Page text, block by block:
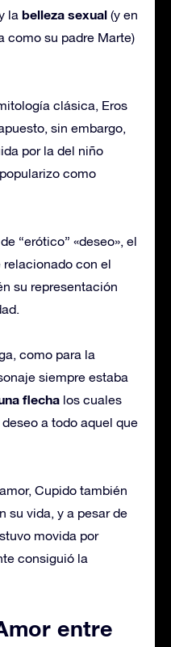
la belleza sexual (y en
como su padre Marte)
clásica, Eros
sin embargo,
por la del niño
como
“erótico” «deseo», el
con el
su representación
como para la
siempre estaba
flecha los cuales
a todo aquel que
Cupido también
su vida, y a pesar de
movida por
consiguió la
entre